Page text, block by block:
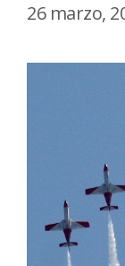
26 marzo,